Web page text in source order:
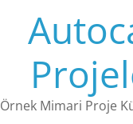
Örnek Mimari Proje